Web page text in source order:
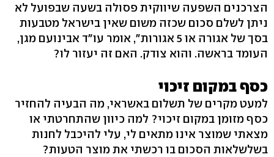
הצרכנים השפעה שיווקית פסולה בשעה שבפועל לא
ניתן לשלם סכום שכזה משום שאין בישראל מטבעות
בסך של אגורה או 5 אגורות", אומר עו"ד אבינועם מגן,
העומד בראשה. והוא צודק. האם זה יעזור לו?
כסף במקום זיכוי
למעט מקרים של תשלום באשראי, מה הבעיה להחזיר
כסף מזומן במקום זיכוי? למה כיוון שהתחרטתי או
מצאתי שמוצר אינו מתאים לי, עלי להיכבל לחנות
בשלשלאות הסכום בו רכשתי את מוצר הטעות?